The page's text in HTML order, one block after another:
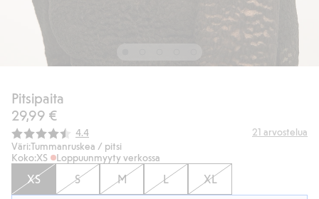
Pitsipaita
29,99 €
Keskimääräinen luokitus:
4.4 21 arvostelua
Väri:Tummanruskea / pitsi
Koko:XS Loppuunmyyty verkossa
XS S M L XL